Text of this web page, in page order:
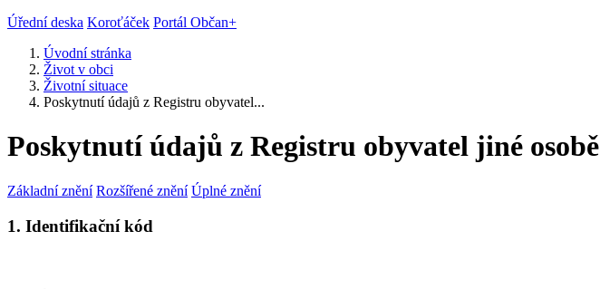
Úřední deska Koroťáček Portál Občan+
Úvodní stránka
Život v obci
Životní situace
Poskytnutí údajů z Registru obyvatel...
Poskytnutí údajů z Registru obyvatel jiné osobě
Základní znění Rozšířené znění Úplné znění
1. Identifikační kód